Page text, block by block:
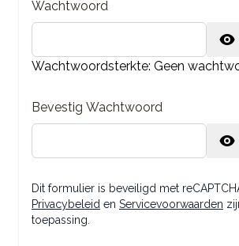
Wachtwoord
Wachtwoordsterkte: Geen
Bevestig Wachtwoord
Bevestigen wachtwoord verborgen
Dit formulier is beveiligd met
Privacybeleid en Servicevoorwaarden
toepassing.